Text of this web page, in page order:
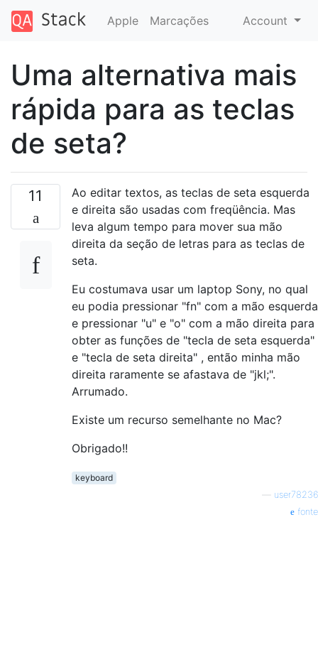
Apple Marcações Account
Uma alternativa mais
rápida para as teclas
de seta?
11
Ao editar textos, as teclas de seta esquerda
e direita são usadas com freqüência. Mas
leva algum tempo para mover sua mão
direita da seção de letras para as teclas de
seta.
Eu costumava usar um laptop Sony, no qual
eu podia pressionar "fn" com a mão esquerda
e pressionar "u" e "o" com a mão direita para
obter as funções de "tecla de seta esquerda"
e "tecla de seta direita" , então minha mão
direita raramente se afastava de "jkl;".
Arrumado.
Existe um recurso semelhante no Mac?
Obrigado!!
keyboard
user78236
fonte